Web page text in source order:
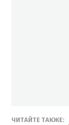
ЧИТАЙТЕ ТАКЖЕ: